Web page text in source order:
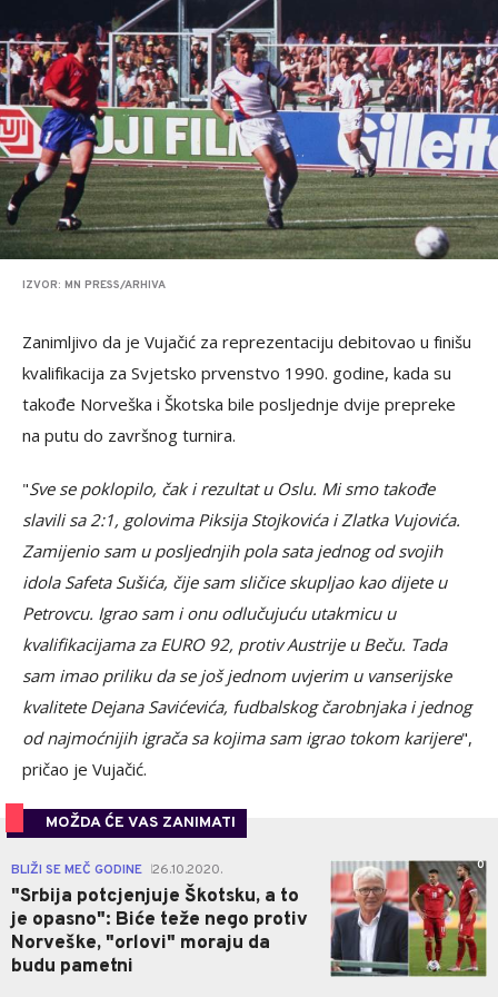
IZVOR: MN PRESS/ARHIVA
Zanimljivo da je Vujačić za reprezentaciju debitovao u finišu
kvalifikacija za Svjetsko prvenstvo 1990. godine, kada su
takođe Norveška i Škotska bile posljednje dvije prepreke
na putu do završnog turnira.
"Sve se poklopilo, čak i rezultat u Oslu. Mi smo takođe
slavili sa 2:1, golovima Piksija Stojkovića i Zlatka Vujovića.
Zamijenio sam u posljednjih pola sata jednog od svojih
idola Safeta Sušića, čije sam sličice skupljao kao dijete u
Petrovcu. Igrao sam i onu odlučujuću utakmicu u
kvalifikacijama za EURO 92, protiv Austrije u Beču. Tada
sam imao priliku da se još jednom uvjerim u vanserijske
kvalitete Dejana Savićevića, fudbalskog čarobnjaka i jednog
od najmoćnijih igrača sa kojima sam igrao tokom karijere",
pričao je Vujačić.
MOŽDA ĆE VAS ZANIMATI
BLIŽI SE MEČ GODINE 26.10.2020.
"Srbija potcjenjuje Škotsku, a to
je opasno": Biće teže nego protiv
Norveške, "orlovi" moraju da
budu pametni
0